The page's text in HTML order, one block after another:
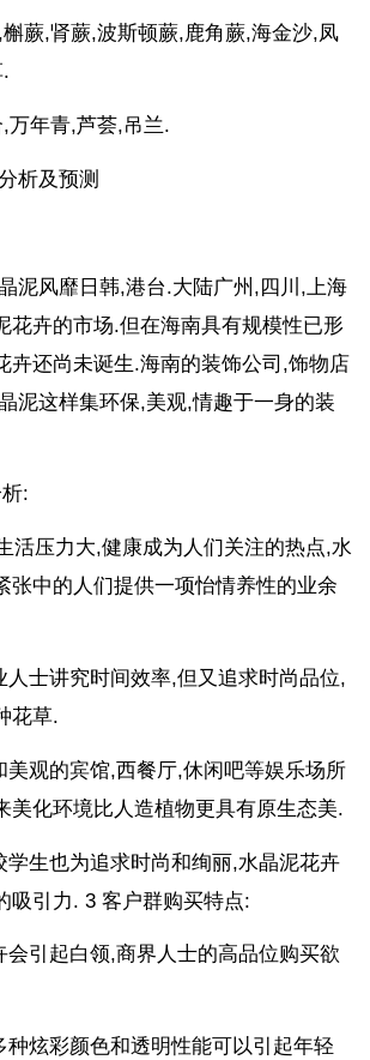
蕨,肾蕨,波斯顿蕨,鹿角蕨,海金沙,凤
万年青,芦荟,吊兰.
析及预测
泥风靡日韩,港台.大陆广州,四川,上海
花卉的市场.但在海南具有规模性已形
卉还尚未诞生.海南的装饰公司,饰物店
泥这样集环保,美观,情趣于一身的装
:
活压力大,健康成为人们关注的热点,水
张中的人们提供一项怡情养性的业余
人士讲究时间效率,但又追求时尚品位,
花草.
美观的宾馆,西餐厅,休闲吧等娱乐场所
美化环境比人造植物更具有原生态美.
学生也为追求时尚和绚丽,水晶泥花卉
吸引力. 3 客户群购买特点:
会引起白领,商界人士的高品位购买欲
种炫彩颜色和透明性能可以引起年轻